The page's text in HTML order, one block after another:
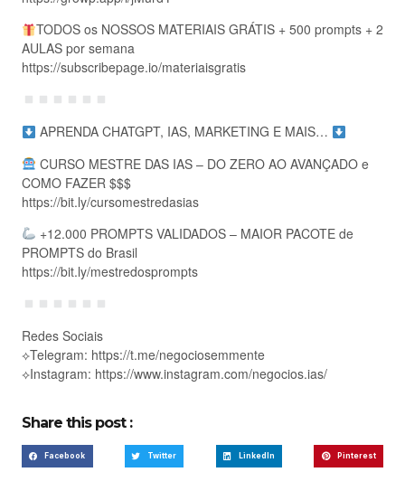
TODOS os NOSSOS MATERIAIS GRÁTIS + 500 prompts + 2
AULAS por semana
https://subscribepage.io/materiaisgratis
APRENDA CHATGPT, IAS, MARKETING E MAIS…
CURSO MESTRE DAS IAS – DO ZERO AO AVANÇADO e
COMO FAZER $$$
https://bit.ly/cursomestredasias
+12.000 PROMPTS VALIDADOS – MAIOR PACOTE de
PROMPTS do Brasil
https://bit.ly/mestredosprompts
Redes Sociais
⟡Telegram: https://t.me/negociosemmente
⟡Instagram: https://www.instagram.com/negocios.ias/
Share this post :
Facebook Twitter LinkedIn Pinterest